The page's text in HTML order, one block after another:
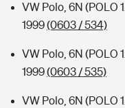
VW Polo, 6N (POLO
1999(0603 / 534)
VW Polo, 6N (POLO
1999(0603 / 535)
VW Polo, 6N (POLO